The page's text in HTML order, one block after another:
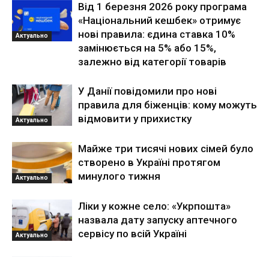
Актуально
Від 1 березня 2026 року програма
«Національний кешбек» отримує
нові правила: єдина ставка 10%
замінюється на 5% або 15%,
залежно від категорії товарів
Актуально
У Данії повідомили про нові
правила для біженців: кому можуть
відмовити у прихистку
Актуально
Майже три тисячі нових сімей було
створено в Україні протягом
минулого тижня
Актуально
Ліки у кожне село: «Укрпошта»
назвала дату запуску аптечного
сервісу по всій Україні